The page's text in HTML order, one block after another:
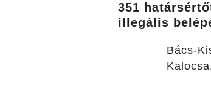
351
illegális
Bács-